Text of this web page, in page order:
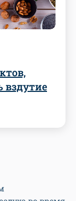
вздутие